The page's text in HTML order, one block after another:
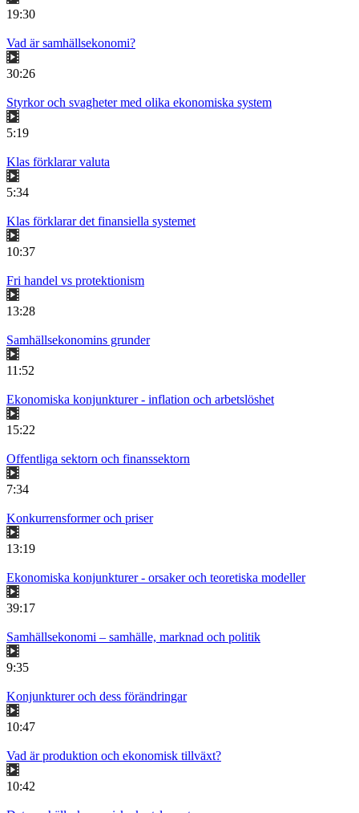
19:30
Vad är samhällsekonomi?
30:26
Styrkor och svagheter med olika ekonomiska system
5:19
Klas förklarar valuta
5:34
Klas förklarar det finansiella systemet
10:37
Fri handel vs protektionism
13:28
Samhällsekonomins grunder
11:52
Ekonomiska konjunkturer - inflation och arbetslöshet
15:22
Offentliga sektorn och finanssektorn
7:34
Konkurrensformer och priser
13:19
Ekonomiska konjunkturer - orsaker och teoretiska modeller
39:17
Samhällsekonomi – samhälle, marknad och politik
9:35
Konjunkturer och dess förändringar
10:47
Vad är produktion och ekonomisk tillväxt?
10:42